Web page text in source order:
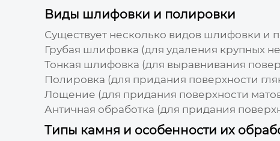
Виды шлифовки и полировки
Существует несколько видов шлифовки и
Грубая шлифовка (для удаления крупных
Тонкая шлифовка (для выравнивания
Полировка (для придания поверхности
Лощение (для придания поверхности
Античная обработка (для придания
Типы камня и особенности их